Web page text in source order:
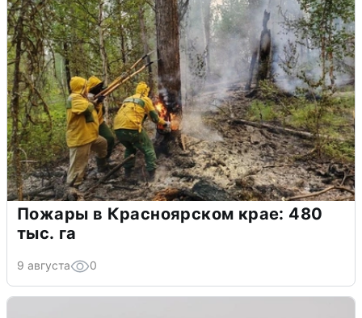
Пожары в Красноярском крае: 480
тыс. га
9 августа 0